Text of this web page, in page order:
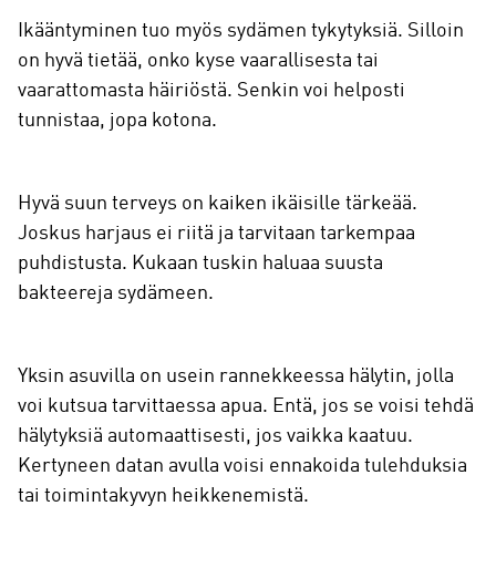
Ikääntyminen tuo myös sydämen tykytyksiä. Silloin
on hyvä tietää, onko kyse vaarallisesta tai
vaarattomasta häiriöstä. Senkin voi helposti
tunnistaa, jopa kotona.
Hyvä suun terveys on kaiken ikäisille tärkeää.
Joskus harjaus ei riitä ja tarvitaan tarkempaa
puhdistusta. Kukaan tuskin haluaa suusta
bakteereja sydämeen.
Yksin asuvilla on usein rannekkeessa hälytin, jolla
voi kutsua tarvittaessa apua. Entä, jos se voisi tehdä
hälytyksiä automaattisesti, jos vaikka kaatuu.
Kertyneen datan avulla voisi ennakoida tulehduksia
tai toimintakyvyn heikkenemistä.